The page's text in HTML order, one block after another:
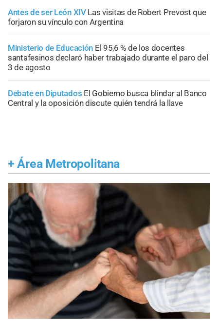
Antes de ser León XIV Las visitas de Robert Prevost que
forjaron su vínculo con Argentina
Ministerio de Educación El 95,6 % de los docentes
santafesinos declaró haber trabajado durante el paro del
3 de agosto
Debate en Diputados El Gobierno busca blindar al Banco
Central y la oposición discute quién tendrá la llave
+ Área Metropolitana